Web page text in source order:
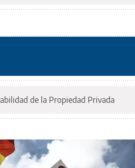
de la Propiedad Privada